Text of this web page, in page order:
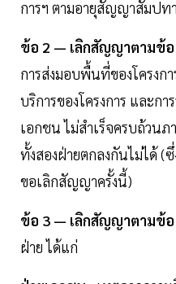
การฯ ตามอายุสัญญาสัมปท
ข้อ 2 — เลิกสัญญาตามข้อ
การส่งมอบพื้นที่ของโครง
บริการของโครงการ และก
เอกชน ไม่สำเร็จครบถ้วน
ทั้งสองฝ่ายตกลงกันไม่ได้ (
ขอเลิกสัญญาครั้งนี้)
ข้อ 3 — เลิกสัญญาตามข้อ
ฝ่าย ได้แก่